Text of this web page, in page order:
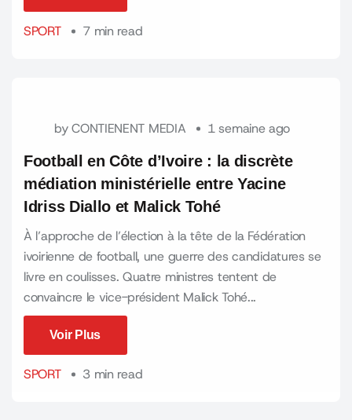
SPORT 7 min read
byCONTIENENT MEDIA 1 semaine ago
Football en Côte d’Ivoire : la discrète
médiation ministérielle entre Yacine
Idriss Diallo et Malick Tohé
À l’approche de l’élection à la tête de la Fédération
ivoirienne de football, une guerre des candidatures se
livre en coulisses. Quatre ministres tentent de
convaincre le vice-président Malick Tohé...
Voir Plus
SPORT 3 min read